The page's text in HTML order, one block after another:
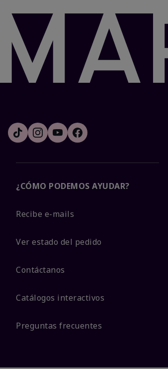
¿CÓMO PODEMOS AYUDAR?
Recibe e-mails
Ver estado del pedido
Contáctanos
Catálogos interactivos
Preguntas frecuentes